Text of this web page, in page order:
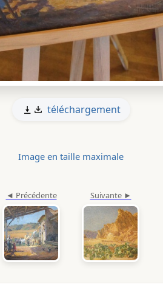
téléchargement
Image en taille maximale